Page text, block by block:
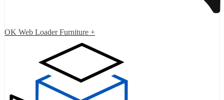
OK Web Loader Furniture +